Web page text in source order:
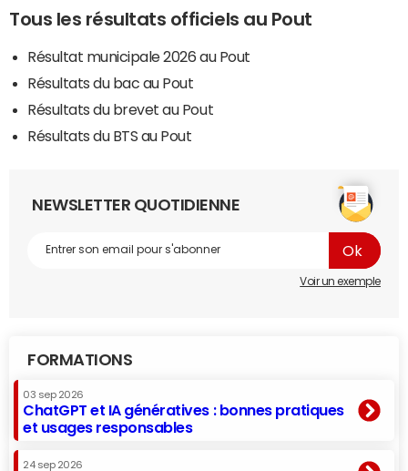
Tous les résultats officiels au Pout
Résultat municipale 2026 au Pout
Résultats du bac au Pout
Résultats du brevet au Pout
Résultats du BTS au Pout
NEWSLETTER QUOTIDIENNE
Voir un exemple
FORMATIONS
03 sep 2026
ChatGPT et IA génératives : bonnes pratiques
et usages responsables
24 sep 2026